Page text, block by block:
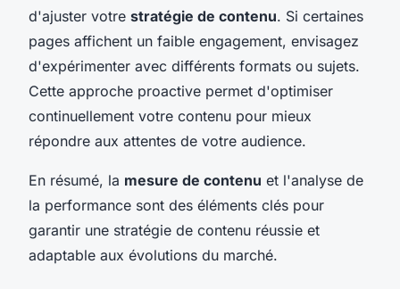
d'ajuster votre stratégie de contenu. Si certaines
pages affichent un faible engagement, envisagez
d'expérimenter avec différents formats ou sujets.
Cette approche proactive permet d'optimiser
continuellement votre contenu pour mieux
répondre aux attentes de votre audience.
En résumé, la mesure de contenu et l'analyse de
la performance sont des éléments clés pour
garantir une stratégie de contenu réussie et
adaptable aux évolutions du marché.